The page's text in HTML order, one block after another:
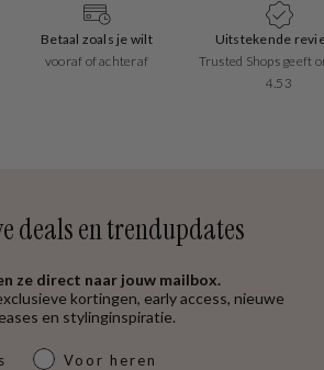
Betaal zoals je wilt
vooraf of achteraf
Uitstekende
Trusted Shops geeft
4.53
deals en trendupdates
ze direct naar jouw mailbox.
kortingen, early access, nieuwe
en stylinginspiratie.
Voor heren